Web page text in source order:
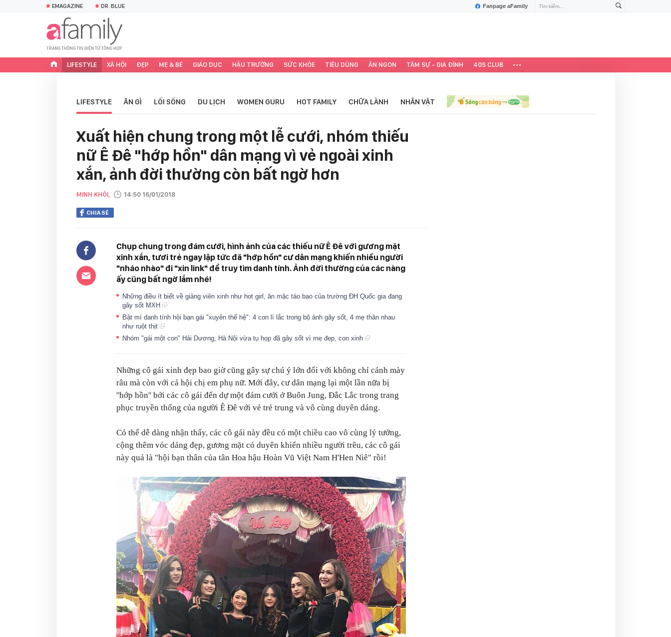
Fanpage aFamily
EMAGAZINE DR. BLUE
LIFESTYLE XÃ HỘI ĐẸP MẸ & BÉ GIÁO DỤC HẬU TRƯỜNG SỨC KHỎE TIÊU DÙNG ĂN NGON TÂM SỰ - GIA ĐÌNH 40S CLUB
LIFESTYLE ĂN GÌ LỐI SỐNG DU LỊCH WOMEN GURU HOT FAMILY CHỮA LÀNH NHÂN VẬT
Xuất hiện chung trong một lễ cưới, nhóm thiếu
nữ Ê Đê "hớp hồn" dân mạng vì vẻ ngoài xinh
xắn, ảnh đời thường còn bất ngờ hơn
MINH KHÔI, 14:50 16/01/2018
CHIA SẺ
Chụp chung trong đám cưới, hình ảnh của các thiếu nữ Ê Đê với gương mặt
xinh xắn, tươi trẻ ngay lập tức đã "hớp hồn" cư dân mạng khiến nhiều người
"nháo nhào" đi "xin link" để truy tìm danh tính. Ảnh đời thường của các nàng
ấy cũng bất ngờ lắm nhé!
Những điều ít biết về giảng viên xinh như hot girl, ăn mặc táo bạo của trường ĐH Quốc gia đang
gây sốt MXH
Bật mí danh tính hội bạn gái "xuyên thế hệ": 4 con lí lắc trong bộ ảnh gây sốt, 4 mẹ thân nhau
như ruột thịt
Nhóm "gái một con" Hải Dương, Hà Nội vừa tụ họp đã gây sốt vì mẹ đẹp, con xinh
Những cô gái xinh đẹp bao giờ cũng gây sự chú ý lớn đối với không chỉ cánh mày
râu mà còn với cả hội chị em phụ nữ. Mới đây, cư dân mạng lại một lần nữa bị
''hớp hồn'' bởi các cô gái đến dự một đám cưới ở Buôn Jung, Đắc Lắc trong trang
phục truyền thống của người Ê Đê với vẻ trẻ trung và vô cùng duyên dáng.
Có thể dễ dàng nhận thấy, các cô gái này đều có một chiều cao vô cùng lý tưởng,
cộng thêm vóc dáng đẹp, gương mặt có duyên khiến nhiều người trêu, các cô gái
này quả là "hội bạn thân của tân Hoa hậu Hoàn Vũ Việt Nam H'Hen Niê" rồi!